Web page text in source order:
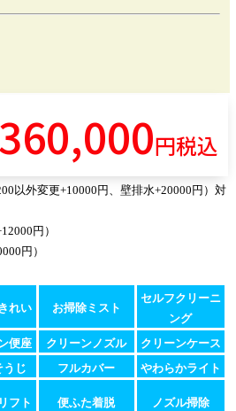
360,000円税込
以外変更+10000円、壁排水+20000円）対
円）
円）
れい お掃除ミスト
セルフクリーニ
ング
便座 クリーンノズル
クリーンケース
うじ フルカバー
やわらかライト
フト 便ふた着脱 ノズル掃除